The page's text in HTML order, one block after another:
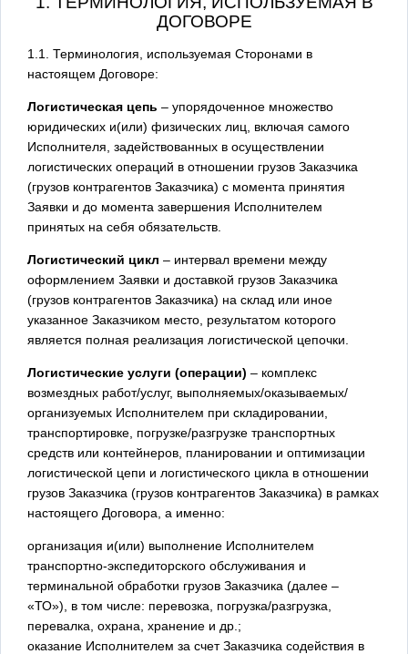
ДОГОВОРЕ
1.1. Терминология, используемая Сторонами в
настоящем Договоре:
Логистическая цепь – упорядоченное множество
юридических и(или) физических лиц, включая самого
Исполнителя, задействованных в осуществлении
логистических операций в отношении грузов Заказчика
(грузов контрагентов Заказчика) с момента принятия
Заявки и до момента завершения Исполнителем
принятых на себя обязательств.
Логистический цикл – интервал времени между
оформлением Заявки и доставкой грузов Заказчика
(грузов контрагентов Заказчика) на склад или иное
указанное Заказчиком место, результатом которого
является полная реализация логистической цепочки.
Логистические услуги (операции) – комплекс
возмездных работ/услуг, выполняемых/оказываемых/
организуемых Исполнителем при складировании,
транспортировке, погрузке/разгрузке транспортных
средств или контейнеров, планировании и оптимизации
логистической цепи и логистического цикла в отношении
грузов Заказчика (грузов контрагентов Заказчика) в рамках
настоящего Договора, а именно:
организация и(или) выполнение Исполнителем
транспортно-экспедиторского обслуживания и
терминальной обработки грузов Заказчика (далее –
«ТО»), в том числе: перевозка, погрузка/разгрузка,
перевалка, охрана, хранение и др.;
оказание Исполнителем за счет Заказчика содействия в